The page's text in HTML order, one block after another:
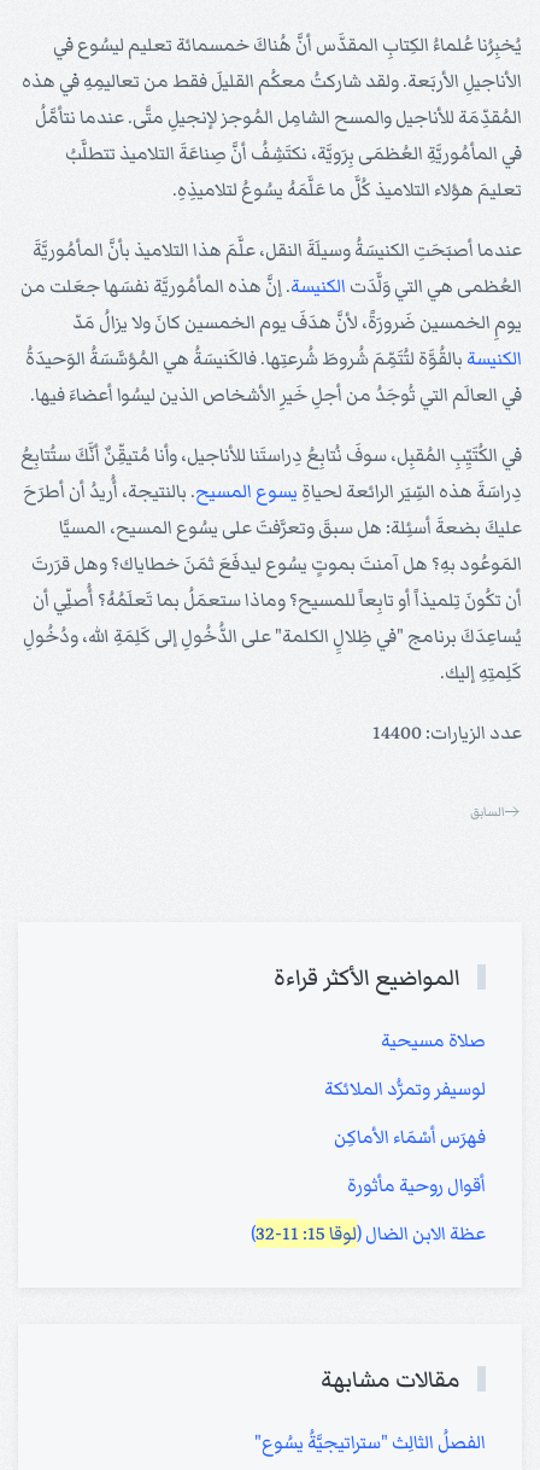
يُخبِرُنا عُلماءُ الكِتابِ المقدَّس أنَّ هُناكَ خمسمائة تعليم ليسُوع في
الأناجيلِ الأربَعة. ولقد شاركتُ معكُم القليلَ فقط من تعاليمِهِ في هذه
المُقدِّمَة للأناجيل والمسح الشامِل المُوجز لإنجيلِ متَّى. عندما نتأمَّلُ
في المأمُوريَّةِ العُظمَى بِرَويَّة، نكتَشِفُ أنَّ صِناعَةَ التلاميذ تتطلَّبُ
تعليمَ هؤلاء التلاميذ كُلَّ ما عَلَّمَهُ يسُوعُ لتلاميذِهِ.
عندما أصبَحَتِ الكنيسَةُ وسيلَةَ النقل، علَّمَ هذا التلاميذ بأنَّ المأمُوريَّةَ
العُظمى هي التي وَلَّدَت الكنيسة. إنَّ هذه المأمُوريَّة نفسَها جعَلت من
يومِ الخمسين ضَرورَةً، لأنَّ هدَفَ يوم الخمسين كانَ ولا يزالُ مَدّ
الكنيسة بالقُوَّة لتُتَمِّمَ شُروطَ شُرعتِها. فالكَنيسَةُ هي المُؤسَّسَةُ الوَحيدَةُ
في العالَم التي تُوجَدُ من أجلِ خَيرِ الأشخاص الذين ليسُوا أعضاءَ فيها.
في الكُتَيِّبِ المُقبِل، سوفَ نُتابِعُ دِراستَنا للأناجيل، وأنا مُتيقِّنٌ أنَّكَ ستُتابِعُ
دِراسَةَ هذه السِّيَر الرائعة لحياةِ يسوع المسيح. بالنتيجة، أُريدُ أن أطرَحَ
عليكَ بضعةَ أسئِلة: هل سبقَ وتعرَّفتَ على يسُوع المسيح، المسيَّا
المَوعُود بهِ؟ هل آمنتَ بموتِِ يسُوع ليدفَعَ ثمَنَ خطاياك؟ وهل قرَرتَ
أن تكُونَ تِلميذاً أو تابِعاً للمسيح؟ وماذا ستعمَلُ بما تَعلَمُهُ؟ أُصلِّي أن
يُساعِدَكَ برنامج "في ظِلالِِ الكلمة" على الدُّخُولِ إلى كَلِمَةِ الله، ودُخُولِ
كَلِمتِهِ إليك.
عدد الزيارات: 14400
السابق
المواضيع الأكثر قراءة
صلاة مسيحية
لوسيفر وتمرُّد الملائكة
فهرَس أسْمَاء الأماكِن
أقوال روحية مأثورة
عظة الابن الضال (لوقا 15: 11-32 )
مقالات مشابهة
الفصلُ الثالِث "ستراتيجيَّةُ يسُوع"